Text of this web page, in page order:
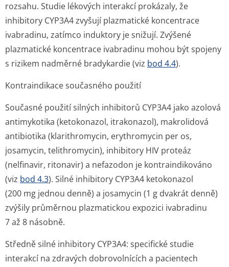
rozsahu. Studie lékových interakcí prokázaly, že
inhibitory CYP3A4 zvyšují plazmatické koncentrace
ivabradinu, zatímco induktory je snižují. Zvýšené
plazmatické koncentrace ivabradinu mohou být spojeny
s rizikem nadměrné bradykardie (viz bod 4.4).
Kontraindikace současného použití
Současné použití silných inhibitorů CYP3A4 jako azolová
antimykotika (ketokonazol, itrakonazol), makrolidová
antibiotika (klarithromycin, erythromycin per os,
josamycin, telithromycin), inhibitory HIV proteáz
(nelfinavir, ritonavir) a nefazodon je kontraindikováno
(viz bod 4.3). Silné inhibitory CYP3A4 ketokonazol
(200 mg jednou denně) a josamycin (1 g dvakrát denně)
zvýšily průměrnou plazmatickou expozici ivabradinu
7 až 8 násobně.
Středně silné inhibitory CYP3A4: specifické studie
interakcí na zdravých dobrovolnících a pacientech